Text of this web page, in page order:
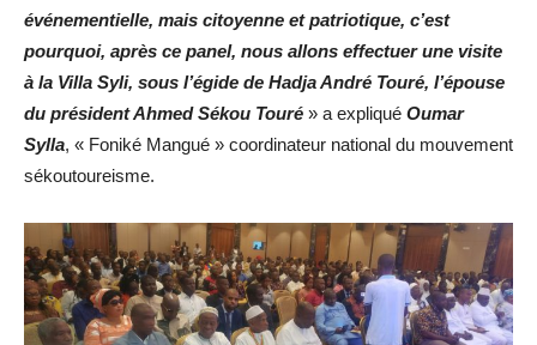
événementielle, mais citoyenne et patriotique, c’est
pourquoi, après ce panel, nous allons effectuer une visite
à la Villa Syli, sous l’égide de Hadja André Touré, l’épouse
du président Ahmed Sékou Touré » a expliqué Oumar
Sylla, « Foniké Mangué » coordinateur national du mouvement
sékoutoureisme.